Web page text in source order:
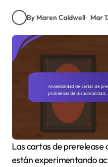
By Maren Caldwell Mar
Las cartas de prerelease de Magic: The Gathering
están experimentando